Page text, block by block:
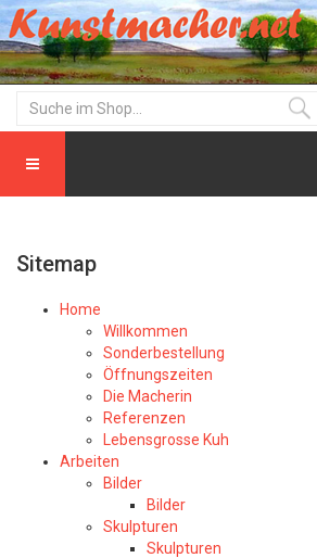
Sitemap
Home
Willkommen
Sonderbestellung
Öffnungszeiten
Die Macherin
Referenzen
Lebensgrosse Kuh
Arbeiten
Bilder
Bilder
Skulpturen
Skulpturen